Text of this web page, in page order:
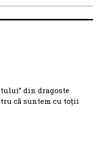
din dragoste
că suntem cu toții